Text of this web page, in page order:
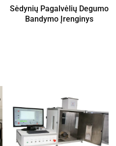
Sėdynių Pagalvėlių Degumo
Bandymo Įrenginys